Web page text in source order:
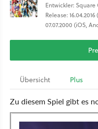
Entwickler: Square
Release: 16.04.2016
07.07.2000 (iOS,
Übersicht Plus
Zu diesem Spiel gibt es